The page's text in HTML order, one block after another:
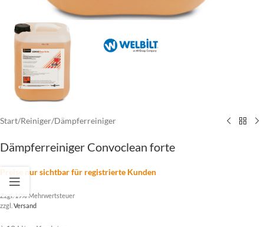
Start/Reiniger/Dämpferreiniger
Dämpferreiniger Convoclean forte
Preise nur sichtbar für registrierte Kunden
Zzgl. 19% Mehrwertsteuer
zzgl. Versand